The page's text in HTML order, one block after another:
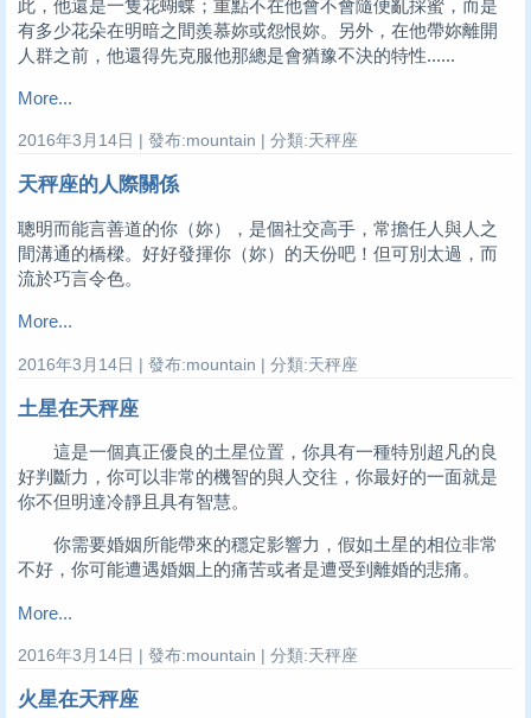
此，他還是一隻花蝴蝶；重點不在他會不會隨便亂採蜜，而是
有多少花朵在明暗之間羨慕妳或怨恨妳。另外，在他帶妳離開
人群之前，他還得先克服他那總是會猶豫不決的特性......
More...
2016年3月14日 | 發布:mountain | 分類:天秤座
天秤座的人際關係
聰明而能言善道的你（妳），是個社交高手，常擔任人與人之
間溝通的橋樑。好好發揮你（妳）的天份吧！但可別太過，而
流於巧言令色。
More...
2016年3月14日 | 發布:mountain | 分類:天秤座
土星在天秤座
這是一個真正優良的土星位置，你具有一種特別超凡的良
好判斷力，你可以非常的機智的與人交往，你最好的一面就是
你不但明達冷靜且具有智慧。
你需要婚姻所能帶來的穩定影響力，假如土星的相位非常
不好，你可能遭遇婚姻上的痛苦或者是遭受到離婚的悲痛。
More...
2016年3月14日 | 發布:mountain | 分類:天秤座
火星在天秤座